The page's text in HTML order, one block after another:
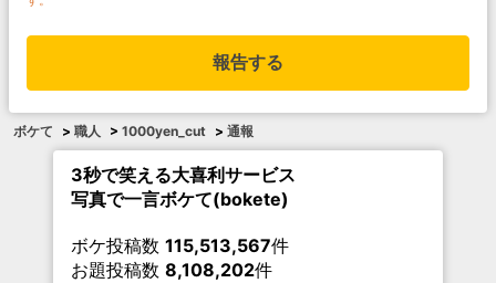
報告する
ボケて > 職人 > 1000yen_cut > 通報
3秒で笑える大喜利サービス
写真で一言ボケて(bokete)
ボケ投稿数 115,513,567件
お題投稿数 8,108,202件